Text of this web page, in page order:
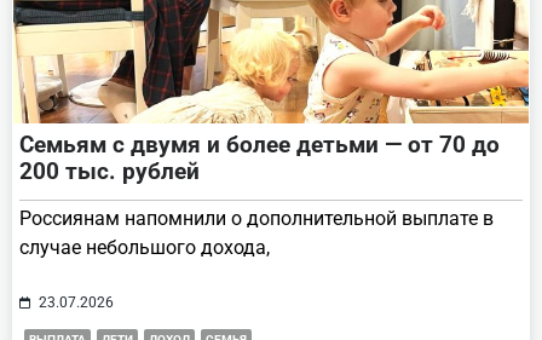
Семьям с двумя и более детьми — от 70 до
200 тыс. рублей
Россиянам напомнили о дополнительной выплате в
случае небольшого дохода,
23.07.2026